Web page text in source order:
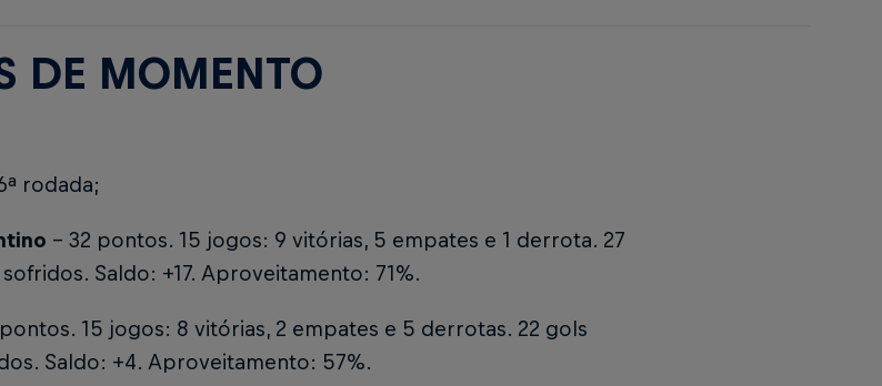
DE MOMENTO
rodada;
- 32 pontos. 15 jogos: 9 vitórias, 5 empates e 1 derrota. 27
Saldo: +17. Aproveitamento: 71%.
15 jogos: 8 vitórias, 2 empates e 5 derrotas. 22 gols
Saldo: +4. Aproveitamento: 57%.